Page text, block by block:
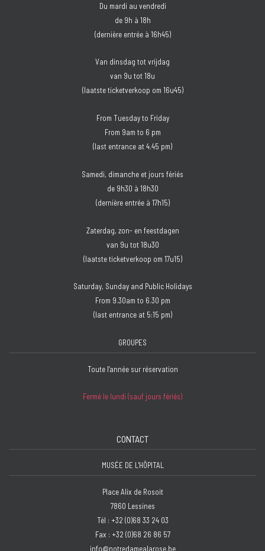
Du mardi au vendredi
de 9h à 18h
(dernière entrée à 16h45)
Van dinsdag tot vrijdag
van 9u tot 18u
(laatste ticketverkoop om 16u45)
From Tuesday to Friday
From 9am to 6 pm
(last entrance at 4.45 pm)
Samedi, dimanche et jours fériés
de 9h30 à 18h30
(dernière entrée à 17h15)
Zaterdag, zon- en feestdagen
van 9u tot 18u30
(laatste ticketverkoop om 17u15)
Saturday, Sunday and Public Holidays
From 9.30am to 6.30 pm
(last entrance at 5:15 pm)
GROUPES
Toute l’année sur réservation
Fermé le lundi (sauf jours fériés)
CONTACT
MUSÉE DE L'HÔPITAL
Place Alix de Rosoit
7860 Lessines
Tél : +32 (0)68 33 24 03
Fax : +32 (0)68 26 86 57
info@notredamealarose.be